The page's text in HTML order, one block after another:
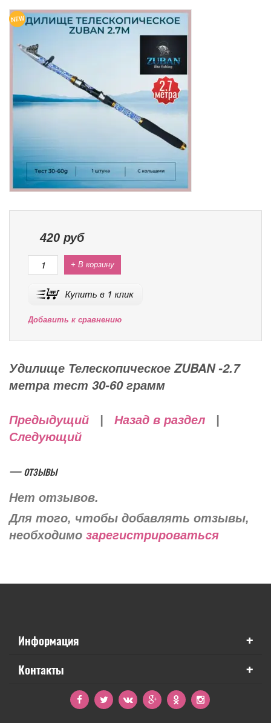
420 руб
+ В корзину
Добавить к сравнению
Удилище Телескопическое ZUBAN -2.7
метра тест 30-60 грамм
Предыдущий Назад в раздел
Следующий
— отзывы
Нет отзывов.
Для того, чтобы добавлять отзывы,
необходимо зарегистрироваться
Информация +
Контакты +